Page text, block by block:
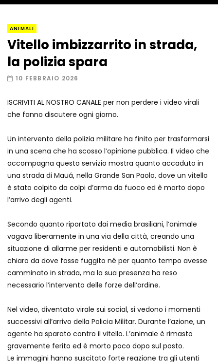
ANIMALI
Vitello imbizzarrito in strada,
la polizia spara
10 FEBBRAIO 2026
ISCRIVITI AL NOSTRO CANALE per non perdere i video virali
che fanno discutere ogni giorno.
Un intervento della polizia militare ha finito per trasformarsi
in una scena che ha scosso l’opinione pubblica. Il video che
accompagna questo servizio mostra quanto accaduto in
una strada di Mauá, nella Grande San Paolo, dove un vitello
è stato colpito da colpi d’arma da fuoco ed è morto dopo
l’arrivo degli agenti.
Secondo quanto riportato dai media brasiliani, l’animale
vagava liberamente in una via della città, creando una
situazione di allarme per residenti e automobilisti. Non è
chiaro da dove fosse fuggito né per quanto tempo avesse
camminato in strada, ma la sua presenza ha reso
necessario l’intervento delle forze dell’ordine.
Nel video, diventato virale sui social, si vedono i momenti
successivi all’arrivo della Policia Militar. Durante l’azione, un
agente ha sparato contro il vitello. L’animale è rimasto
gravemente ferito ed è morto poco dopo sul posto.
Le immagini hanno suscitato forte reazione tra gli utenti